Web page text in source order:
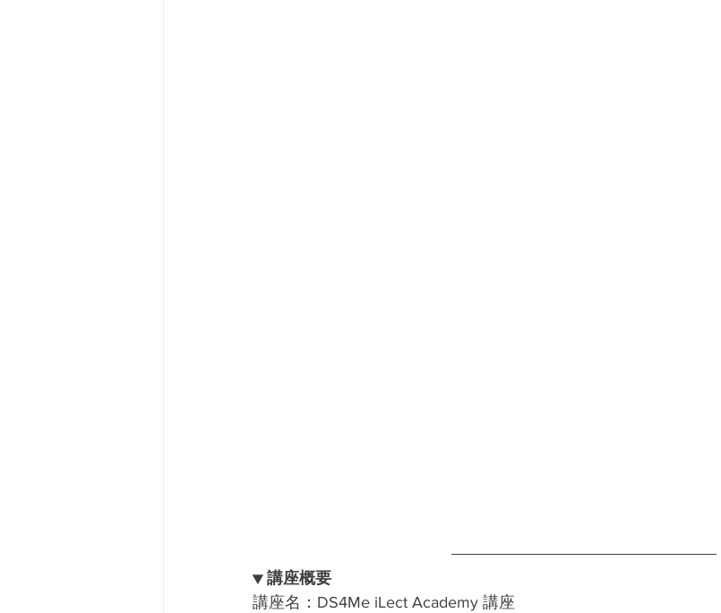
▼ 講座概要
講座名：DS4Me iLect Academy 講座